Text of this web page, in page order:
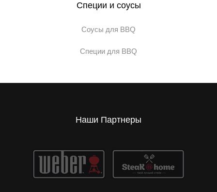
Специи и соусы
Соусы для BBQ
Специи для BBQ
Наши Партнеры